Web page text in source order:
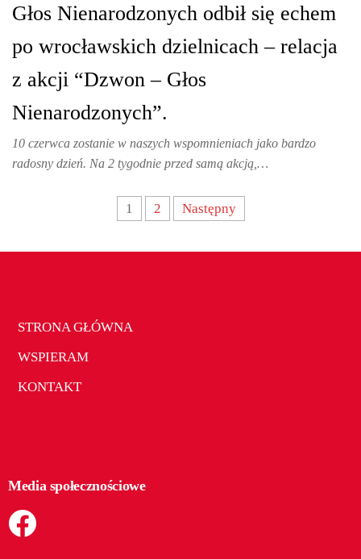
Głos Nienarodzonych odbił się echem
po wrocławskich dzielnicach – relacja
z akcji “Dzwon – Głos
Nienarodzonych”.
10 czerwca zostanie w naszych wspomnieniach jako bardzo
radosny dzień. Na 2 tygodnie przed samą akcją,…
1 2 Następny
STRONA GŁÓWNA
WSPIERAM
KONTAKT
Media społecznościowe